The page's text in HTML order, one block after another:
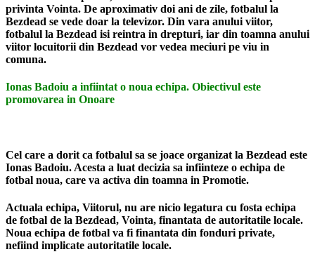
privinta Vointa. De aproximativ doi ani de zile, fotbalul la
Bezdead se vede doar la televizor. Din vara anului viitor,
fotbalul la Bezdead isi reintra in drepturi, iar din toamna anului
viitor locuitorii din Bezdead vor vedea meciuri pe viu in
comuna.
Ionas Badoiu a infiintat o noua echipa. Obiectivul este
promovarea in Onoare
Cel care a dorit ca fotbalul sa se joace organizat la Bezdead este
Ionas Badoiu. Acesta a luat decizia sa infiinteze o echipa de
fotbal noua, care va activa din toamna in Promotie.
Actuala echipa, Viitorul, nu are nicio legatura cu fosta echipa
de fotbal de la Bezdead, Vointa, finantata de autoritatile locale.
Noua echipa de fotbal va fi finantata din fonduri private,
nefiind implicate autoritatile locale.